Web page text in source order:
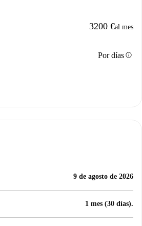
3200 €al mes
Por díasinfo
9 de agosto de 2026
1 mes (30 días).